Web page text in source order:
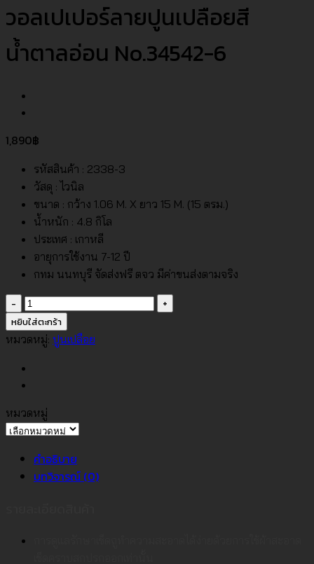
วอลเปเปอร์ลายปูนเปลือยสี
น้ำตาลอ่อน No.34542-6
1,890฿
รหัสสินค้า : 2338-3
วัสดุ : ไวนิล
ขนาด : กว้าง 1.06 M. X ยาว 15 M. (15 ตรม.)
น้ำหนัก : 4.8 กิโล
ประเทศ : เกาหลี
อายุการใช้งาน 7-12 ปี
กทม นนทบุรี จัดส่งฟรี ตจว มีค่าขนส่งตามจริง
จำนวน
วอลเปเปอร์
ลาย
เปลือย
สี
น้ำตาล
อ่อน
6
ชิ้น
หยิบใส่ตะกร้า
หมวดหมู่: ปูนเปลือย
หมวดหมู่
หมวด
คำอธิบาย
บทวิจารณ์ (0)